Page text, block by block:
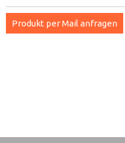
Produkt per Mail anfragen